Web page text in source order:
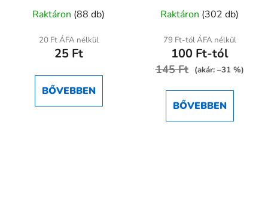
szigetelő zsugorcső
termék
átlagos
értékelése
ből
Raktáron (88 db)
20 Ft ÁFA nélkül
25 Ft
BŐVEBBEN
termék
átlagos
értékelése
5-
5,0
csillag.
Raktáron (302 db)
79 Ft-tól ÁFA nélkül
100 Ft-tól
145 Ft (akár: –31 %)
BŐVEBBEN